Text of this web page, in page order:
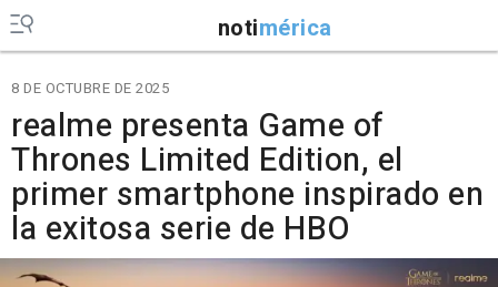
notimérica
8 DE OCTUBRE DE 2025
realme presenta Game of
Thrones Limited Edition, el
primer smartphone inspirado en
la exitosa serie de HBO